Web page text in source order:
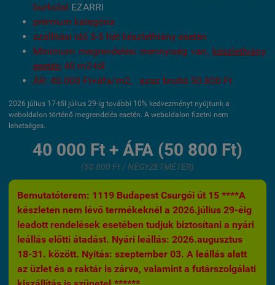
burkolat EZARRI
prémium kategória
szállítási idő 3-5 hét készlethiány esetén
Minimum megrendelési mennyiség van, készlethiány
esetén 40 m2-től
ÁR: 40.000 Ft+áfa/m2, azaz bruttó 50.800 Ft
2026 július 17-től július 29-ig további 10% kedvezményt nyújtunk a
weboldalon történő megrendelés esetén. A weboldalon fizetni nem
lehetséges.
40 000 Ft + ÁFA (50 800 Ft)
(50 800 Ft / NÉGYZETMÉTER)
Bemutatóterem: 1119 Budapest Csurgói út 15 ****A
készleten nem lévő termékeknél a 2026.július 29-éig
leadott rendelések esetében tudjuk biztosítani a nyári
leállás előtti átadást. Nyári leállás: 2026.augusztus
18-31. között. Nyitás: szeptember 03. A leállás alatt
az üzlet és a raktár is zárva, valamint a futárszolgálati